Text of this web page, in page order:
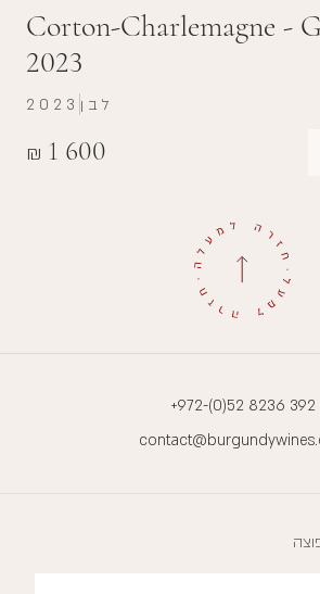
Corton-Charlemagne -
2023
₪ 1 600
2023 לבן
+972-(0)52 8236 392